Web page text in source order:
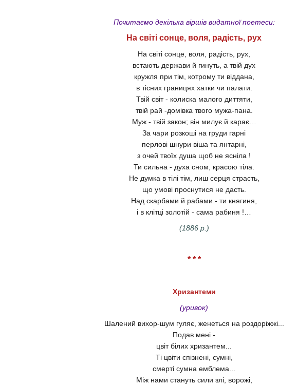
Почитаємо декілька віршів видатної поетеси:
На світі сонце, воля, радість, рух
На світі сонце, воля, радість, рух,
встають держави й гинуть, а твій дух
кружля при тім, котрому ти віддана,
в тісних границях хатки чи палати.
Твій світ - колиска малого диттяти,
твій рай -домівка твого мужа-пана.
Муж - твій закон; він милує й карає…
За чари розкоші на груди гарні
перлові шнури віша та янтарні,
з очей твоїх душа щоб не ясніла !
Ти сильна - духа сном, красою тіла.
Не думка в тілі тім, лиш серця страсть,
що умові проснутися не дасть.
Над скарбами й рабами - ти княгиня,
і в клітці золотій - сама рабиня !…
(1886 р.)
* * *
Хризантеми
(уривок)
Шалений вихор-шум гуляє, женеться на роздоріжжі...
Подав мені -
цвіт білих хризантем...
Ті цвіти спізнені, сумні,
смерті сумна емблема...
Між нами стануть сили злі, ворожі,